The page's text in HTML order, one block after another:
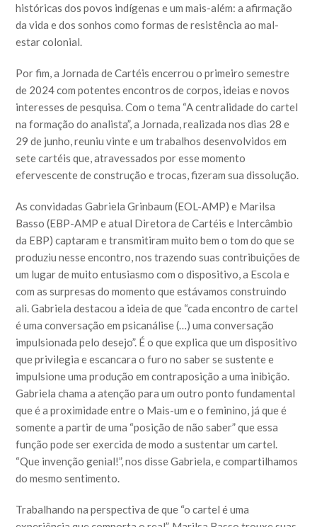
históricas dos povos indígenas e um mais-além: a afirmação
da vida e dos sonhos como formas de resistência ao mal-
estar colonial.
Por fim, a Jornada de Cartéis encerrou o primeiro semestre
de 2024 com potentes encontros de corpos, ideias e novos
interesses de pesquisa. Com o tema “A centralidade do cartel
na formação do analista”, a Jornada, realizada nos dias 28 e
29 de junho, reuniu vinte e um trabalhos desenvolvidos em
sete cartéis que, atravessados por esse momento
efervescente de construção e trocas, fizeram sua dissolução.
As convidadas Gabriela Grinbaum (EOL-AMP) e Marilsa
Basso (EBP-AMP e atual Diretora de Cartéis e Intercâmbio
da EBP) captaram e transmitiram muito bem o tom do que se
produziu nesse encontro, nos trazendo suas contribuições de
um lugar de muito entusiasmo com o dispositivo, a Escola e
com as surpresas do momento que estávamos construindo
ali. Gabriela destacou a ideia de que “cada encontro de cartel
é uma conversação em psicanálise (…) uma conversação
impulsionada pelo desejo”. É o que explica que um dispositivo
que privilegia e escancara o furo no saber se sustente e
impulsione uma produção em contraposição a uma inibição.
Gabriela chama a atenção para um outro ponto fundamental
que é a proximidade entre o Mais-um e o feminino, já que é
somente a partir de uma “posição de não saber” que essa
função pode ser exercida de modo a sustentar um cartel.
“Que invenção genial!”, nos disse Gabriela, e compartilhamos
do mesmo sentimento.
Trabalhando na perspectiva de que “o cartel é uma